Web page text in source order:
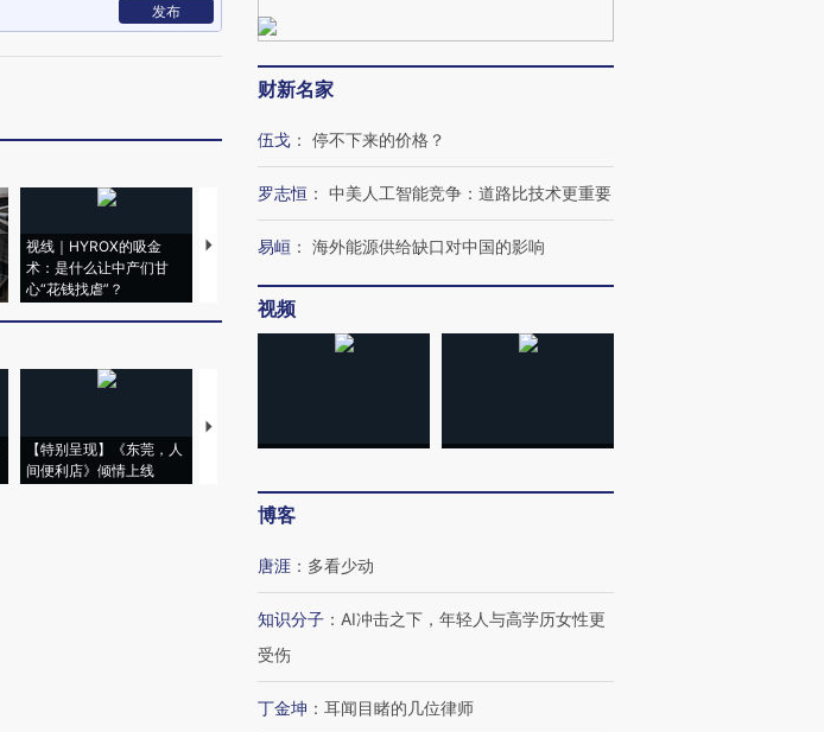
发布
视线｜HYROX的吸金
术：是什么让中产们甘
心“花钱找虐”？
马航飞行员跨国走私7万
视线｜被称为“蟑螂”的印
育部长拱下台
飞地休达
【特别呈现】《东莞，人
间便利店》倾情上线
【推广】走进第四届链博
会，让数智科技“链”接产
【特别呈现】寻找100种
CFO：不靠规模取胜，华
财新名家
伍戈 ： 停不下来的价格？
罗志恒 ： 中美人工智能竞争：道路比技术更重要
易峘 ： 海外能源供给缺口对中国的影响
视频
博客
唐涯 ： 多看少动
知识分子 ： AI冲击之下，年轻人与高学历女性更
受伤
丁金坤 ： 耳闻目睹的几位律师